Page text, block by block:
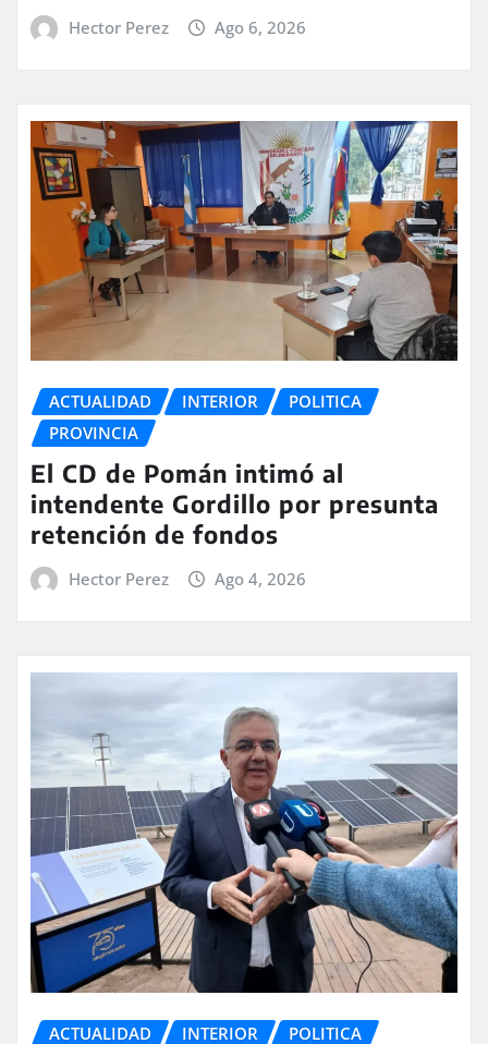
Hector Perez Ago 6, 2026
ACTUALIDAD INTERIOR
POLITICA
PROVINCIA
El CD de Pomán intimó al
intendente Gordillo por presunta
retención de fondos
Hector Perez Ago 4, 2026
ACTUALIDAD INTERIOR POLITICA